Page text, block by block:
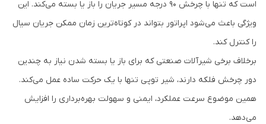
است که تنها با چرخش 90 درجه مسیر جریان را باز یا بسته می‌کند. این
ویژگی باعث می‌شود اپراتور بتواند در کوتاه‌ترین زمان ممکن جریان سیال
را کنترل کند.
برخلاف برخی شیرآلات صنعتی که برای باز یا بسته شدن نیاز به چندین
دور چرخش فلکه دارند، شیر توپی تنها با یک حرکت ساده عمل می‌کند.
همین موضوع سرعت عملکرد، ایمنی و سهولت بهره‌برداری را افزایش
می‌دهد.